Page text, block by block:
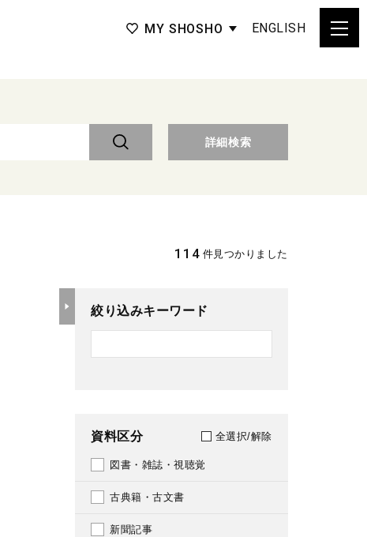
MY SHOSHO ENGLISH
詳細検索
114 件見つかりました
絞り込みキーワード
資料区分 全選択/解除
図書・雑誌・視聴覚
古典籍・古文書
新聞記事